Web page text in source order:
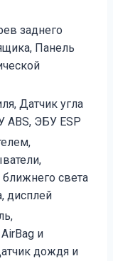
заднего
Панель
Датчик угла
ABS, ЭБУ ESP
ближнего света
дисплей
и
дождя и